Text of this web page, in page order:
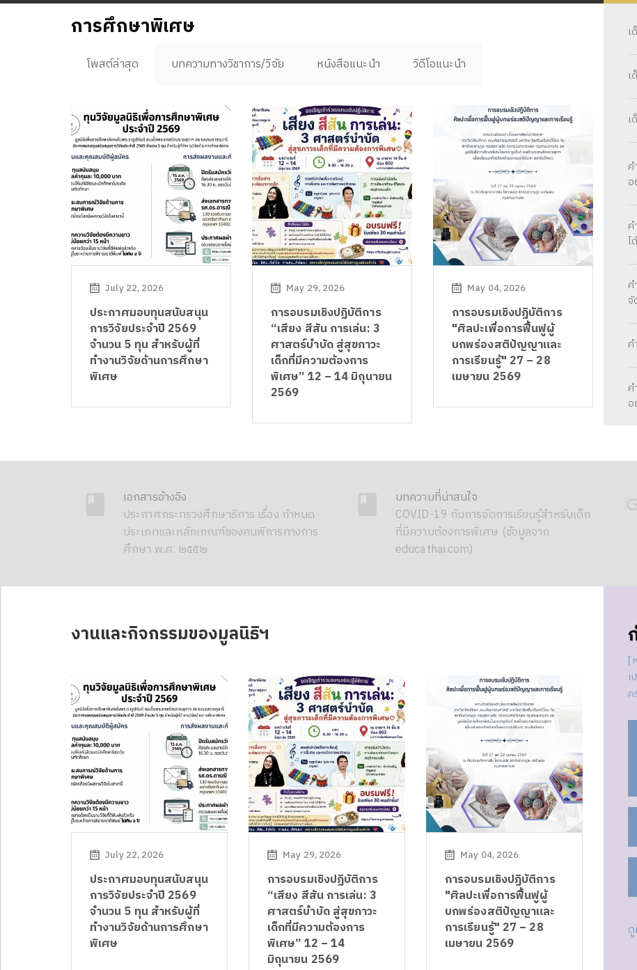
การศึกษาพิเศษ
โพสต์ล่าสุด บทความทางวิชาการ/วิจัย หนังสือแนะนำ วิดีโอแนะนำ
July 22, 2026
ประกาศมอบทุนสนับสนุน
การวิจัยประจำปี 2569
จำนวน 5 ทุน สำหรับผู้ที่
ทำงานวิจัยด้านการศึกษา
พิเศษ
May 29, 2026
การอบรมเชิงปฏิบัติการ
“เสียง สีสัน การเล่น: 3
ศาสตร์บำบัด สู่สุขภาวะ
เด็กที่มีความต้องการ
พิเศษ” 12 – 14 มิถุนายน
2569
May 04, 2026
การอบรมเชิงปฏิบัติการ
"ศิลปะเพื่อการฟื้นฟูผู้
บกพร่องสติปัญญาและ
การเรียนรู้" 27 – 28
เมษายน 2569
ค
อ
ค
ไ
ค
จั
ค
ค
อ
เอกสารอ้างอิง
ประกาศกระทรวงศึกษาธิการ เรื่อง กำหนด
ประเภทและหลักเกณฑ์ของคนพิการทางการ
ศึกษา พ.ศ. ๒๕๕๒
บทความที่น่าสนใจ
COVID-19 กับการจัดการเรียนรู้สำหรับเด็ก
ที่มีความต้องการพิเศษ (ข้อมูลจาก
educathai.com)
งานและกิจกรรมของมูลนิธิฯ
July 22, 2026
ประกาศมอบทุนสนับสนุน
การวิจัยประจำปี 2569
จำนวน 5 ทุน สำหรับผู้ที่
ทำงานวิจัยด้านการศึกษา
พิเศษ
May 29, 2026
การอบรมเชิงปฏิบัติการ
“เสียง สีสัน การเล่น: 3
ศาสตร์บำบัด สู่สุขภาวะ
เด็กที่มีความต้องการ
พิเศษ” 12 – 14
มิถุนายน 2569
May 04, 2026
การอบรมเชิงปฏิบัติการ
"ศิลปะเพื่อการฟื้นฟูผู้
บกพร่องสติปัญญาและ
การเรียนรู้" 27 – 28
เมษายน 2569
[
ค